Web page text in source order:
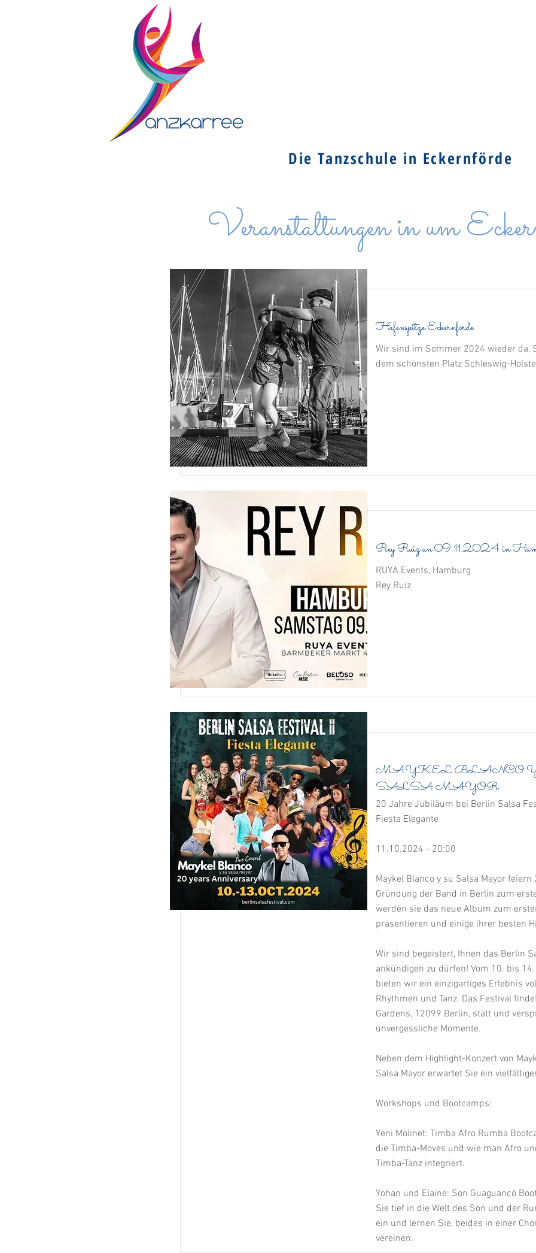
Die Tanzschule in Eckernförde
Veranstaltungen in um
Hafenspitze Eckernförde
Wir sind im Sommer 2024 wieder da,
dem schönsten Platz Schleswig-
Rey Ruiz an 09.11.2024 in
RUYA Events, Hamburg
Rey Ruiz
MAYKEL BLANCO
SALSA MAYOR
20 Jahre Jubiläum bei Berlin Salsa
Fiesta Elegante
11.10.2024 - 20:00
Maykel Blanco y su Salsa Mayor
Gründung der Band in Berlin zum
werden sie das neue Album zum
präsentieren und einige ihrer besten
Wir sind begeistert, Ihnen das Berlin
ankündigen zu dürfen! Vom 10. bis
bieten wir ein einzigartiges Erlebnis
Rhythmen und Tanz. Das Festival
Gardens, 12099 Berlin, statt und
unvergessliche Momente.
Neben dem Highlight-Konzert von
Salsa Mayor erwartet Sie ein
Workshops und Bootcamps:
Yeni Molinet: Timba Afro Rumba
die Timba-Moves und wie man Afro
Timba-Tanz integriert.
Yohan und Elaine: Son Guaguancó
Sie tief in die Welt des Son und der
ein und lernen Sie, beides in einer
vereinen.